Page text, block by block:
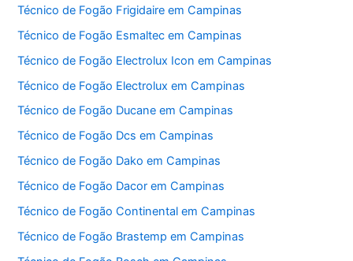
Técnico de Fogão Frigidaire em Campinas
Técnico de Fogão Esmaltec em Campinas
Técnico de Fogão Electrolux Icon em Campinas
Técnico de Fogão Electrolux em Campinas
Técnico de Fogão Ducane em Campinas
Técnico de Fogão Dcs em Campinas
Técnico de Fogão Dako em Campinas
Técnico de Fogão Dacor em Campinas
Técnico de Fogão Continental em Campinas
Técnico de Fogão Brastemp em Campinas